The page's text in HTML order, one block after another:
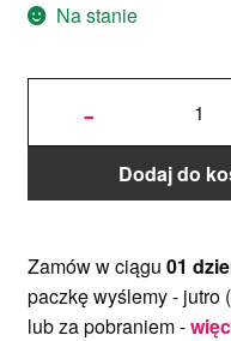
Na stanie
-
ilość
BUCHE
1200 -
Silikomart
Dodaj do
Zamów w ciągu 01
paczkę wyślemy - jutro
lub za pobraniem -